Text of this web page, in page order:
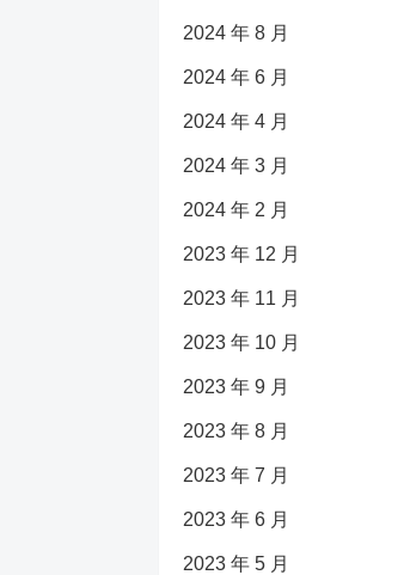
2024 年 8 月
2024 年 6 月
2024 年 4 月
2024 年 3 月
2024 年 2 月
2023 年 12 月
2023 年 11 月
2023 年 10 月
2023 年 9 月
2023 年 8 月
2023 年 7 月
2023 年 6 月
2023 年 5 月